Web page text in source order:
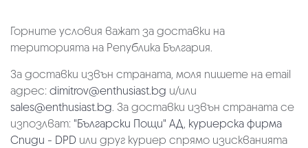
Горните условия важат за доставки на
територията на Република България.
За доставки извън страната, моля пишете на email
адрес: dimitrov@enthusiast.bg и/или
sales@enthusiast.bg. За доставки извън страната се
изпозлват: "Български Пощи" АД, куриерска фирма
Спиди - DPD или друг куриер спрямо изискванията